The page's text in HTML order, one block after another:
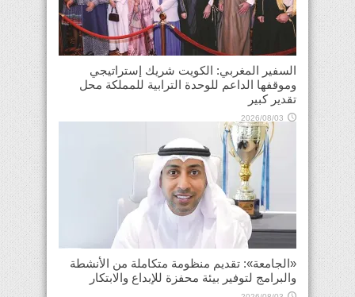
السفير المغربي: الكويت شريك إستراتيجي
وموقفها الداعم للوحدة الترابية للمملكة محل
تقدير كبير
2026/08/03
«الجامعة»: تقديم منظومة متكاملة من الأنشطة
والبرامج لتوفير بيئة محفزة للإبداع والابتكار